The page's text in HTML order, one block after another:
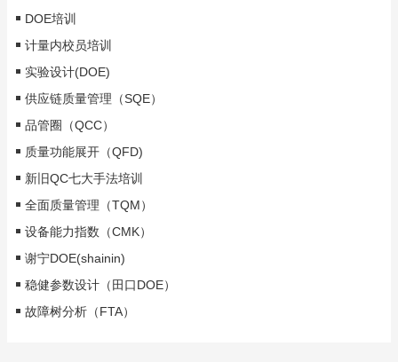
DOE培训
计量内校员培训
实验设计(DOE)
供应链质量管理（SQE）
品管圈（QCC）
质量功能展开（QFD)
新旧QC七大手法培训
全面质量管理（TQM）
设备能力指数（CMK）
谢宁DOE(shainin)
稳健参数设计（田口DOE）
故障树分析（FTA）